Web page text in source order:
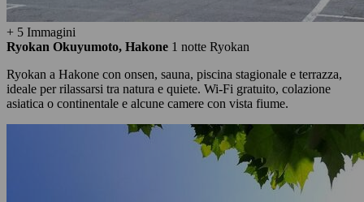
+ 5 Immagini
Ryokan Okuyumoto, Hakone 1 notte Ryokan
Ryokan a Hakone con onsen, sauna, piscina stagionale e terrazza,
ideale per rilassarsi tra natura e quiete. Wi-Fi gratuito, colazione
asiatica o continentale e alcune camere con vista fiume.